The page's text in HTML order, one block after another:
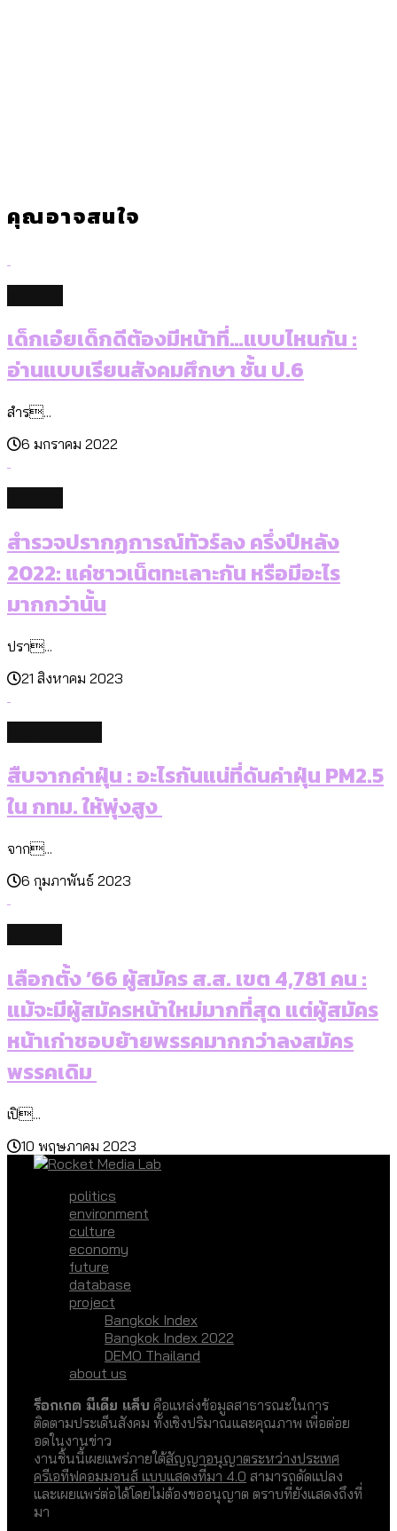
คุณอาจสนใจ
เด็กเอ๋ยเด็กดีต้องมีหน้าที่…แบบไหนกัน :
อ่านแบบเรียนสังคมศึกษา ชั้น ป.6
สำร...
6 มกราคม 2022
สำรวจปรากฏการณ์ทัวร์ลง ครึ่งปีหลัง
2022: แค่ชาวเน็ตทะเลาะกัน หรือมีอะไร
มากกว่านั้น
ปรา...
21 สิงหาคม 2023
สืบจากค่าฝุ่น : อะไรกันแน่ที่ดันค่าฝุ่น PM2.5
ใน กทม. ให้พุ่งสูง
จาก...
6 กุมภาพันธ์ 2023
เลือกตั้ง ’66 ผู้สมัคร ส.ส. เขต 4,781 คน :
แม้จะมีผู้สมัครหน้าใหม่มากที่สุด แต่ผู้สมัคร
หน้าเก่าชอบย้ายพรรคมากกว่าลงสมัคร
พรรคเดิม
เปิ...
10 พฤษภาคม 2023
politics
environment
culture
economy
future
database
project
Bangkok Index
Bangkok Index 2022
DEMO Thailand
about us
ร็อกเกต มีเดีย แล็บ คือแหล่งข้อมูลสาธารณะในการ
ติดตามประเด็นสังคม ทั้งเชิงปริมาณและคุณภาพ เพื่อต่อย
อดในงานข่าว
งานชิ้นนี้เผยแพร่ภายใต้สัญญาอนุญาตระหว่างประเทศ
ครีเอทีฟคอมมอนส์ แบบแสดงที่มา 4.0 สามารถดัดแปลง
และเผยแพร่ต่อได้โดยไม่ต้องขออนุญาต ตราบที่ยังแสดงถึงที่
มา